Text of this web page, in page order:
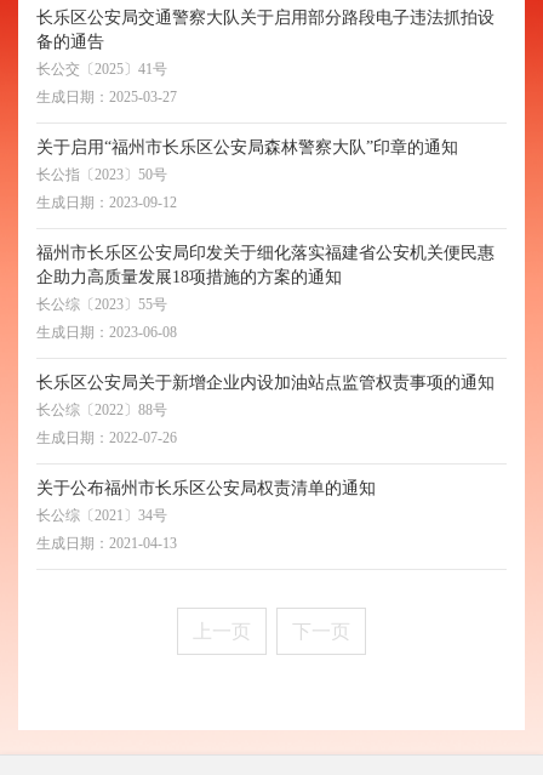
长乐区公安局交通警察大队关于启用部分路段电子违法抓拍设
备的通告
长公交〔2025〕41号
生成日期： 2025-03-27
关于启用“福州市长乐区公安局森林警察大队”印章的通知
长公指〔2023〕50号
生成日期： 2023-09-12
福州市长乐区公安局印发关于细化落实福建省公安机关便民惠
企助力高质量发展18项措施的方案的通知
长公综〔2023〕55号
生成日期： 2023-06-08
长乐区公安局关于新增企业内设加油站点监管权责事项的通知
长公综〔2022〕88号
生成日期： 2022-07-26
关于公布福州市长乐区公安局权责清单的通知
长公综〔2021〕34号
生成日期： 2021-04-13
上一页 下一页